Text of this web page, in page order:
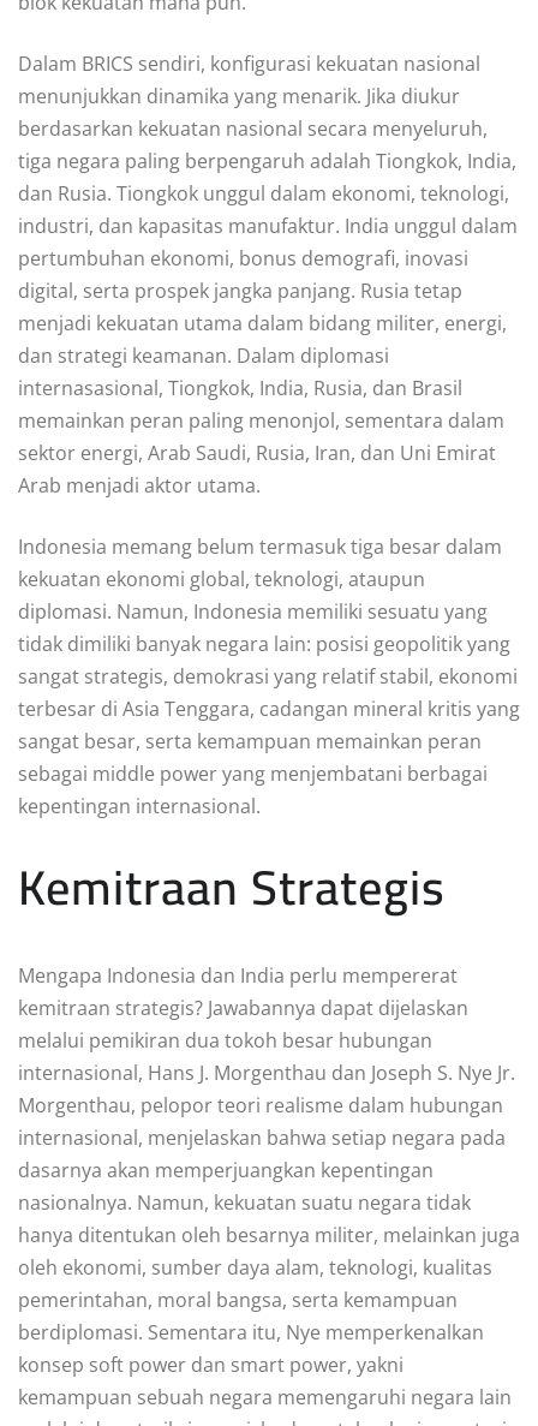
Dalam BRICS sendiri, konfigurasi kekuatan nasional
menunjukkan dinamika yang menarik. Jika diukur
berdasarkan kekuatan nasional secara menyeluruh,
tiga negara paling berpengaruh adalah Tiongkok, India,
dan Rusia. Tiongkok unggul dalam ekonomi, teknologi,
industri, dan kapasitas manufaktur. India unggul dalam
pertumbuhan ekonomi, bonus demografi, inovasi
digital, serta prospek jangka panjang. Rusia tetap
menjadi kekuatan utama dalam bidang militer, energi,
dan strategi keamanan. Dalam diplomasi
internasasional, Tiongkok, India, Rusia, dan Brasil
memainkan peran paling menonjol, sementara dalam
sektor energi, Arab Saudi, Rusia, Iran, dan Uni Emirat
Arab menjadi aktor utama.
Indonesia memang belum termasuk tiga besar dalam
kekuatan ekonomi global, teknologi, ataupun
diplomasi. Namun, Indonesia memiliki sesuatu yang
tidak dimiliki banyak negara lain: posisi geopolitik yang
sangat strategis, demokrasi yang relatif stabil, ekonomi
terbesar di Asia Tenggara, cadangan mineral kritis yang
sangat besar, serta kemampuan memainkan peran
sebagai middle power yang menjembatani berbagai
kepentingan internasional.
Kemitraan Strategis
Mengapa Indonesia dan India perlu mempererat
kemitraan strategis? Jawabannya dapat dijelaskan
melalui pemikiran dua tokoh besar hubungan
internasional, Hans J. Morgenthau dan Joseph S. Nye Jr.
Morgenthau, pelopor teori realisme dalam hubungan
internasional, menjelaskan bahwa setiap negara pada
dasarnya akan memperjuangkan kepentingan
nasionalnya. Namun, kekuatan suatu negara tidak
hanya ditentukan oleh besarnya militer, melainkan juga
oleh ekonomi, sumber daya alam, teknologi, kualitas
pemerintahan, moral bangsa, serta kemampuan
berdiplomasi. Sementara itu, Nye memperkenalkan
konsep soft power dan smart power, yakni
kemampuan sebuah negara memengaruhi negara lain